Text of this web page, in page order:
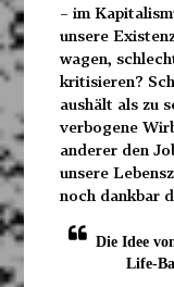
– im
unsere
wagen,
kritisieren?
aushält als zu
verbogene
anderer den
unsere
noch dankbar
Die Idee
Life-